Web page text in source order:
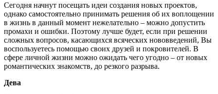
Сегодня начнут посещать идеи создания новых проектов,
однако самостоятельно принимать решения об их воплощении
в жизнь в данный момент нежелательно – можно допустить
промахи и ошибки. Поэтому лучше будет, если при решении
сложных вопросов, касающихся всяческих нововведений, Вы
воспользуетесь помощью своих друзей и покровителей. В
сфере личной жизни можно ожидать чего угодно – от новых
романтических знакомств, до резкого разрыва.
Дева